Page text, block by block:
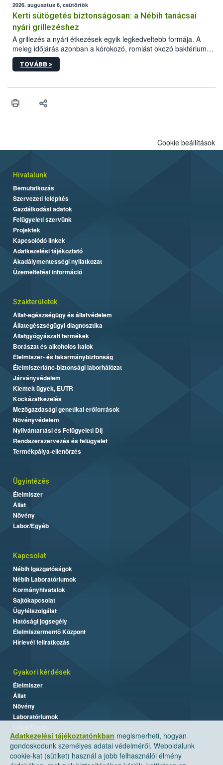
érésű szőlőkben is legyen lehetőség a károsító elleni további
védekezésre. Az Oroganic készítmény kis kiszerelésben kiskerti
felhasználók számára is elérhető és ökológiai termesztésben is
engedélyezett.
2026. augusztus 6, csütörtök
Kerti sütögetés biztonságosan: a Nébih tanácsai
nyári grillezéshez
A grillezés a nyári étkezések egyik legkedveltebb formája. A
meleg időjárás azonban a kórokozó, romlást okozó baktériumok
gyorsabb szaporodásának is kedvez. A szabadtéri sütögetés
ezért nem csupán a megfelelő sütési technikáról szól: legalább
higiéniai szabályok betartása, a megfelelő hőkezelés, valamint a
biztonsági Hivatal (Nébih) Oktatási Programja összegyűjtötte a
TOVÁBB >
Adatkezelési tájékoztatónkban megismerheti, hogyan
gondoskodunk személyes adatai védelméről. Weboldalunk
cookie-kat (sütiket) használ a jobb felhasználói élmény
Cookie beállítások
Hivatalunk
Bemutatkozás
Szervezeti felépítés
Gazdálkodási adatok
Felügyeleti szervünk
Projektek
Kapcsolódó linkek
Adatkezelési tájékoztató
Akadálymentességi nyilatkozat
Üzemeltetési információ
Szakterületek
Állat-egészségügy és állatvédelem
Állategészségügyi diagnosztika
Állatgyógyászati termékek
Borászat és alkoholos italok
Élelmiszer- és takarmánybiztonság
Élelmiszerlánc-biztonsági laborhálózat
Járványvédelem
Kiemelt ügyek, EUTR
Kockázatkezelés
Mezőgazdasági genetikai erőforrások
Növényvédelem
Nyilvántartási és Felügyeleti Díj
Rendszerszervezés és felügyelet
Termékpálya-ellenőrzés
Ügyintézés
Élelmiszer
Állat
Növény
Labor/Egyéb
Kapcsolat
Nébih Igazgatóságok
Nébih Laboratóriumok
Kormányhivatalok
Sajtókapcsolat
Ügyfélszolgálat
Hatósági jogsegély
Élelmiszermentő Központ
Hírlevél feliratkozás
Gyakori kérdések
Élelmiszer
Állat
Növény
Laboratóriumok